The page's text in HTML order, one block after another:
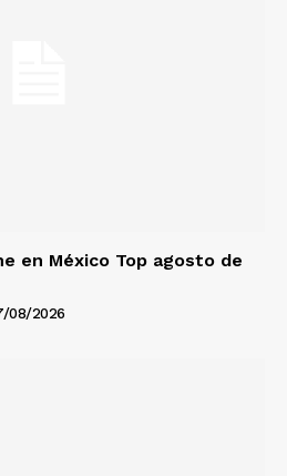
en México Top agosto de
08/2026